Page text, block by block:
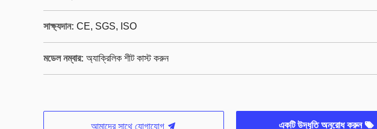
সাক্ষ্যদান: CE, SGS, ISO
মডেল নম্বার: অ্যাক্রিলিক শীট কাস্ট করুন
আমাদের সাথে যোগাযোগ একটি উদ্ধৃতি অনুরোধ করুন